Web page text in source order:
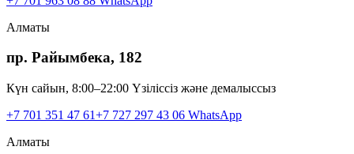
Алматы
пр. Райымбека, 182
Күн сайын, 8:00–22:00 Үзіліссіз және демалыссыз
+7 701 351 47 61+7 727 297 43 06 WhatsApp
Алматы